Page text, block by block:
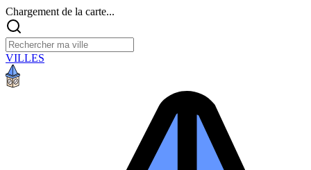
Chargement de la carte...
VILLES